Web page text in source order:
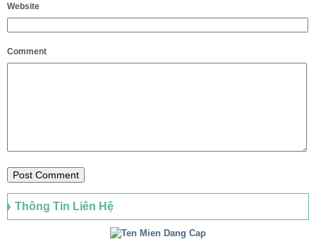
Website
Comment
Thông Tin Liên Hệ